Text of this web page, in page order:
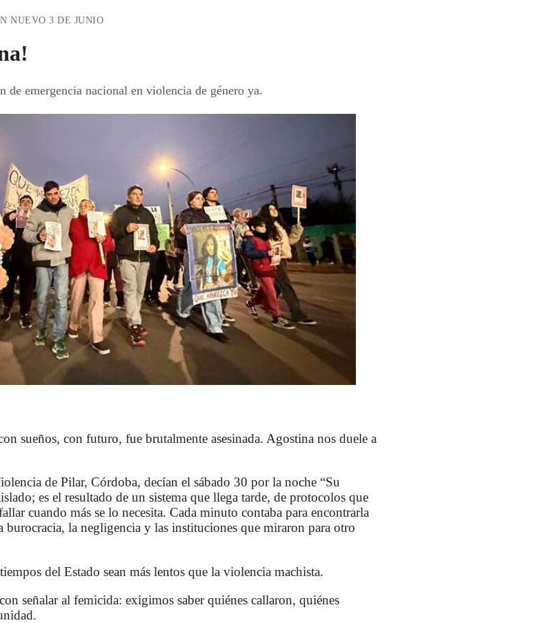
NUEVO 3 DE JUNIO
de emergencia nacional en violencia de género ya.
sueños, con futuro, fue brutalmente asesinada. Agostina nos duele a
de Pilar, Córdoba, decían el sábado 30 por la noche “Su
es el resultado de un sistema que llega tarde, de protocolos que
cuando más se lo necesita. Cada minuto contaba para encontrarla
burocracia, la negligencia y las instituciones que miraron para otro
del Estado sean más lentos que la violencia machista.
señalar al femicida: exigimos saber quiénes callaron, quiénes